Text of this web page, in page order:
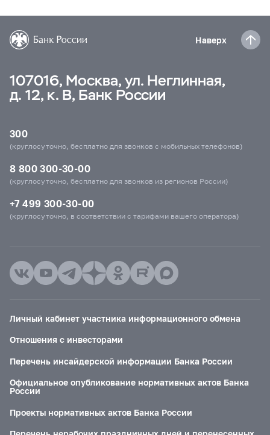
Наверх
107016, Москва, ул. Неглинная,
д. 12, к. В, Банк России
300
(круглосуточно, бесплатно для звонков с мобильных телефонов)
8 800 300-30-00
(круглосуточно, бесплатно для звонков из регионов России)
+7 499 300-30-00
(круглосуточно, в соответствии с тарифами вашего оператора)
Личный кабинет участника информационного обмена
Отношения с инвесторами
Перечень инсайдерской информации Банка России
Официальное опубликование нормативных актов Банка
России
Проекты нормативных актов Банка России